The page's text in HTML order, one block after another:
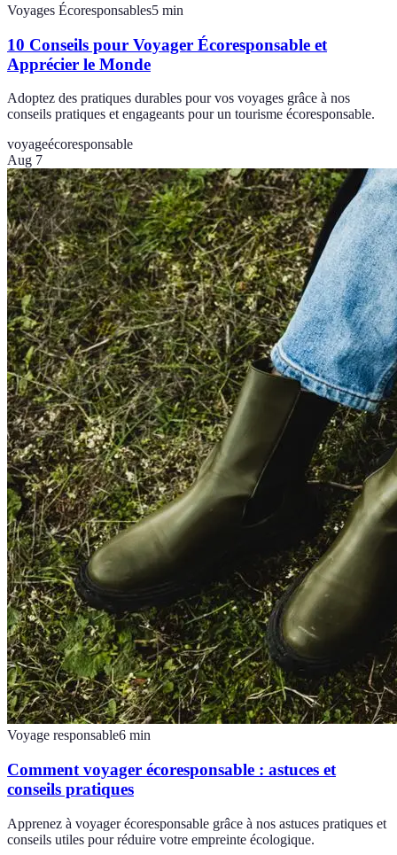
Voyages Écoresponsables5 min
10 Conseils pour Voyager Écoresponsable et
Apprécier le Monde
Adoptez des pratiques durables pour vos voyages grâce à nos
conseils pratiques et engageants pour un tourisme écoresponsable.
voyageécoresponsable
Aug 7
Voyage responsable6 min
Comment voyager écoresponsable : astuces et
conseils pratiques
Apprenez à voyager écoresponsable grâce à nos astuces pratiques et
conseils utiles pour réduire votre empreinte écologique.